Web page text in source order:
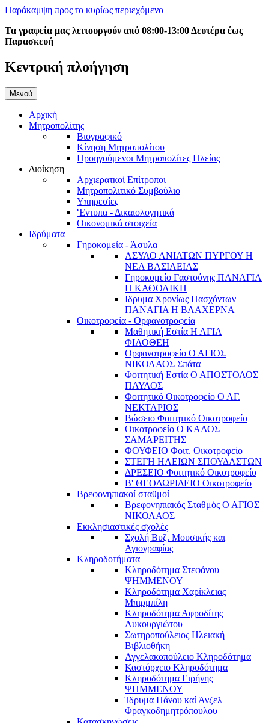
Παράκαμψη προς το κυρίως περιεχόμενο
Τα γραφεία μας λειτουργούν από 08:00-13:00 Δευτέρα έως
Παρασκευή
Κεντρική πλοήγηση
Μενού
Αρχική
Μητροπολίτης
Βιογραφικό
Κίνηση Μητροπολίτου
Προηγούμενοι Μητροπολίτες Ηλείας
Διοίκηση
Αρχιερατκοί Επίτροποι
Μητροπολιτικό Συμβούλιο
Υπηρεσίες
'Έντυπα - Δικαιολογητικά
Οικονομικά στοιχεία
Ιδρύματα
Γηροκομεία - Άσυλα
ΑΣΥΛΟ ΑΝΙΑΤΩΝ ΠΥΡΓΟΥ Η
ΝΕΑ ΒΑΣΙΛΕΙΑΣ
Γηροκομείο Γαστούνης ΠΑΝΑΓΙΑ
Η ΚΑΘΟΛΙΚΗ
Ιδρυμα Χρονίως Πασχόντων
ΠΑΝΑΓΙΑ Η ΒΛΑΧΕΡΝΑ
Οικοτροφεία - Ορφανοτροφεία
Μαθητική Εστία Η ΑΓΙΑ
ΦΙΛΟΘΕΗ
Ορφανοτροφείο Ο ΑΓΙΟΣ
ΝΙΚΟΛΑΟΣ Σπάτα
Φοιτητική Εστία Ο ΑΠΟΣΤΟΛΟΣ
ΠΑΥΛΟΣ
Φοιτητικό Οικοτροφείο Ο ΑΓ.
ΝΕΚΤΑΡΙΟΣ
Βώσειο Φοιτητικό Οικοτροφείο
Οικοτροφείο Ο ΚΑΛΟΣ
ΣΑΜΑΡΕΙΤΗΣ
ΦΟΥΦΕΙΟ Φοιτ. Οικοτροφείο
ΣΤΕΓΗ ΗΛΕΙΩΝ ΣΠΟΥΔΑΣΤΩΝ
ΔΡΕΣΕΙΟ Φοιτητικό Οικοτροφείο
Β' ΘΕΟΔΩΡΙΔΕΙΟ Οικοτροφείο
Βρεφονηπιακοί σταθμοί
Βρεφονηπιακός Σταθμός Ο ΑΓΙΟΣ
ΝΙΚΟΛΑΟΣ
Εκκλησιαστικές σχολές
Σχολή Βυζ. Μουσικής και
Αγιογραφίας
Κληροδοτήματα
Κληροδότημα Στεφάνου
ΨΗΜΜΕΝΟΥ
Κληροδότημα Χαρίκλειας
Μπιρμπίλη
Κληροδότημα Αφροδίτης
Λυκουργιώτου
Σωτηροπούλειος Ηλειακή
Βιβλιοθήκη
Αγγελακοπούλειο Κληροδότημα
Καστόρχειο Κληροδότημα
Κληροδότημα Ειρήνης
ΨΗΜΜΕΝΟΥ
Ίδρυμα Πάνου καί Άνζελ
Φραγκοδημητρόπουλου